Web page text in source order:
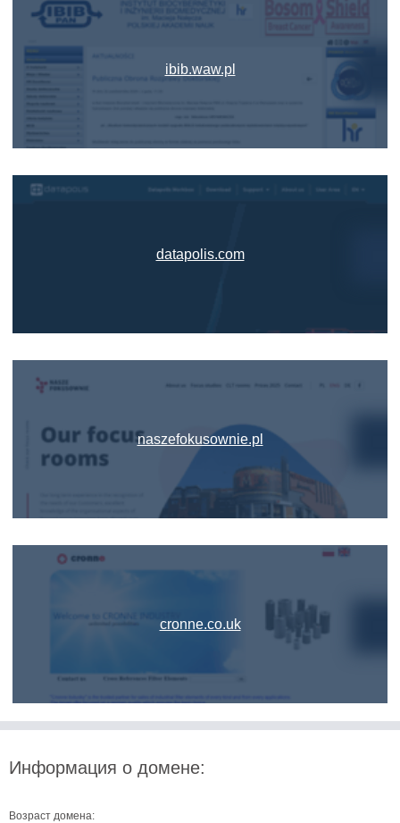
ibib.waw.pl
datapolis.com
naszefokusownie.pl
cronne.co.uk
Информация о домене:
Возраст домена: